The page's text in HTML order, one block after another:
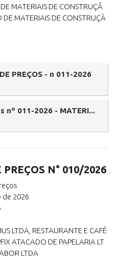
MATERIAIS DE CONSTRUÇÃ
MATERIAIS DE CONSTRUÇÃ
PREÇOS - n 011-2026
nº 011-2026 - MATERI...
PREÇOS N° 010/2026
de 2026
LTDA, RESTAURANTE E CAFÉ
ATACADO DE PAPELARIA LT
LTDA